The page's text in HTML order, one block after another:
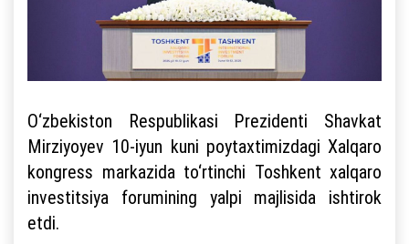
O‘zbekiston Respublikasi Prezidenti Shavkat
Mirziyoyev 10-iyun kuni poytaxtimizdagi Xalqaro
kongress markazida to‘rtinchi Toshkent xalqaro
investitsiya forumining yalpi majlisida ishtirok
etdi.